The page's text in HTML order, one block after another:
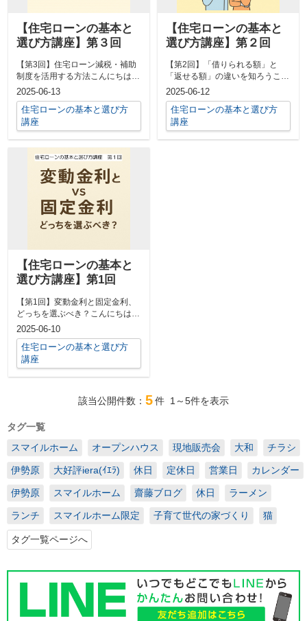
【住宅ローンの基本と
選び方講座】第３回
【第3回】住宅ローン減税・補助
制度を活用する方法こんにちは、
スマイルホームの須藤です。住宅
ローンを組...
2025-06-13
住宅ローンの基本と選び方
講座
【住宅ローンの基本と
選び方講座】第２回
【第2回】「借りられる額」と
「返せる額」の違いを知ろうこん
にちは、スマイルホームの須藤で
す。住宅ロー...
2025-06-12
住宅ローンの基本と選び方
講座
【住宅ローンの基本と
選び方講座】第1回
【第1回】変動金利と固定金利、
どっちを選ぶべき？こんにちは、
スマイルホームの須藤です。住宅
ローンを考...
2025-06-10
住宅ローンの基本と選び方
講座
該当公開件数： 5件 1～5件を表示
タグ一覧
スマイルホーム
オープンハウス 現地販売会 大和 チラシ
伊勢原 大好評iera(ｲｴﾗ) 休日 定休日 営業日 カレンダー
伊勢原 スマイルホーム 齋藤ブログ 休日 ラーメン
ランチ スマイルホーム限定 子育て世代の家づくり 猫
タグ一覧ページへ